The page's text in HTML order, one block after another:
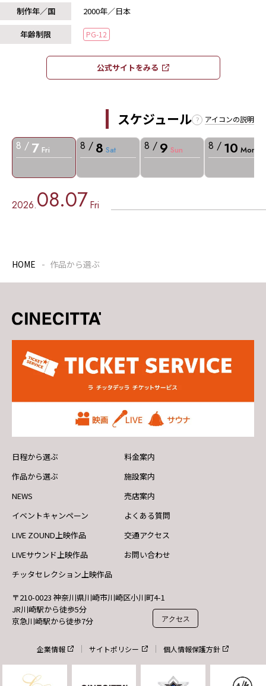
制作年／国
2000年／日本
年齢制限 PG-12
公式サイトをみる​​
スケジュール アイコンの説明
8 / 7 Fri 8 / 8 Sat 8 / 9 Sun 8 / 10 Mon
2026.08.07Fri
HOME 作品から選ぶ
〒210-0023 神奈川県川崎市川崎区小川町4-1
JR川崎駅から徒歩5分
京急川崎駅から徒歩7分
アクセス
日程から選ぶ
作品から選ぶ
NEWS
イベントキャンペーン
LIVE ZOUND上映作品
LIVEサウンド上映作品
チッタセレクション上映作品
料金案内
施設案内
売店案内
よくある質問
交通アクセス
お問い合わせ
企業情報 サイトポリシー 個人情報保護方針